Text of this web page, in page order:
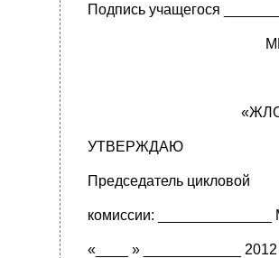
Подпись учащегося
УТВЕРЖДАЮ
Председатель цикловой
комиссии:
«____ » ____________ 2012